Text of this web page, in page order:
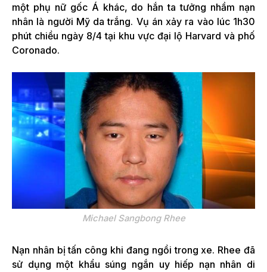
một phụ nữ gốc Á khác, do hắn ta tưởng nhầm nạn
nhân là người Mỹ da trắng. Vụ án xảy ra vào lúc 1h30
phút chiều ngày 8/4 tại khu vực đại lộ Harvard và phố
Coronado.
Michael Sangbong Rhee
Nạn nhân bị tấn công khi đang ngồi trong xe. Rhee đã
sử dụng một khẩu súng ngắn uy hiếp nạn nhân di